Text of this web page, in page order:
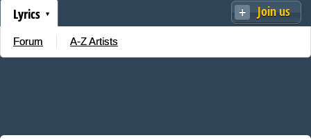
Join us
Lyrics
Forum A-Z Artists